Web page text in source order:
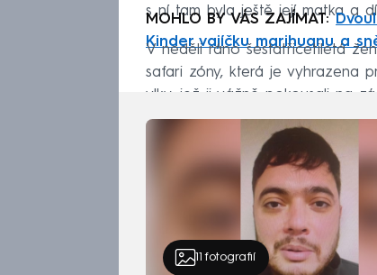
s ní tam byla ještě její matka a
MOHLO BY VÁS ZAJÍMAT:
Kinder vajíčku marihuanu a
V neděli ráno šestatřicetiletá
safari zóny, která je vyhrazena
vlky, jež ji vážně pokousali na
11 fotografií